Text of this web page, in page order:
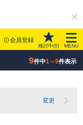
会員登録
検討中(0) MENU
9件中1～9件表示
変更